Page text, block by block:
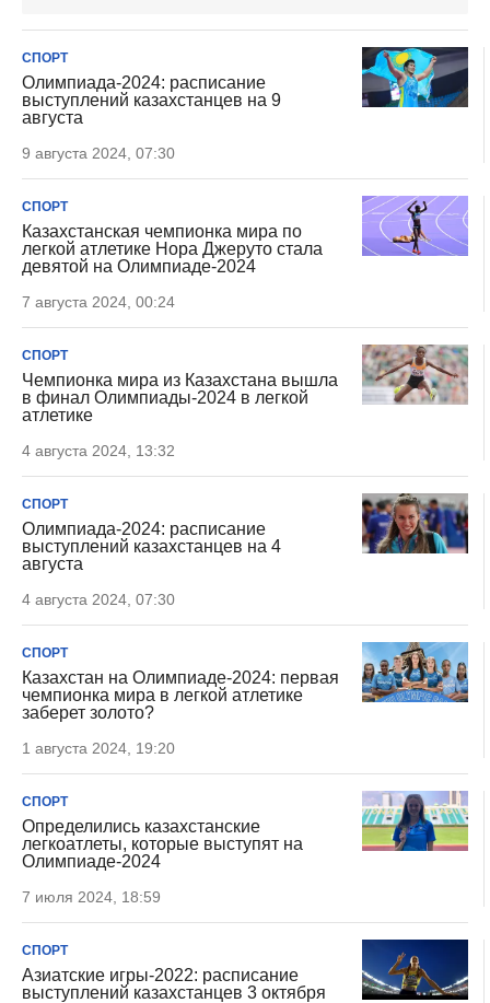
СПОРТ
Олимпиада-2024: расписание
выступлений казахстанцев на 9
августа
9 августа 2024, 07:30
СПОРТ
Казахстанская чемпионка мира по
легкой атлетике Нора Джеруто стала
девятой на Олимпиаде-2024
7 августа 2024, 00:24
СПОРТ
Чемпионка мира из Казахстана вышла
в финал Олимпиады-2024 в легкой
атлетике
4 августа 2024, 13:32
СПОРТ
Олимпиада-2024: расписание
выступлений казахстанцев на 4
августа
4 августа 2024, 07:30
СПОРТ
Казахстан на Олимпиаде-2024: первая
чемпионка мира в легкой атлетике
заберет золото?
1 августа 2024, 19:20
СПОРТ
Определились казахстанские
легкоатлеты, которые выступят на
Олимпиаде-2024
7 июля 2024, 18:59
СПОРТ
Азиатские игры-2022: расписание
выступлений казахстанцев 3 октября